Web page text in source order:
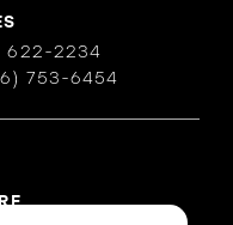
622-2234
753-6454